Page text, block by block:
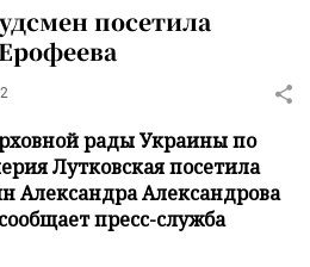
посетила
2
рады Украины по
Лутковская посетила
Александра Александрова
пресс-служба